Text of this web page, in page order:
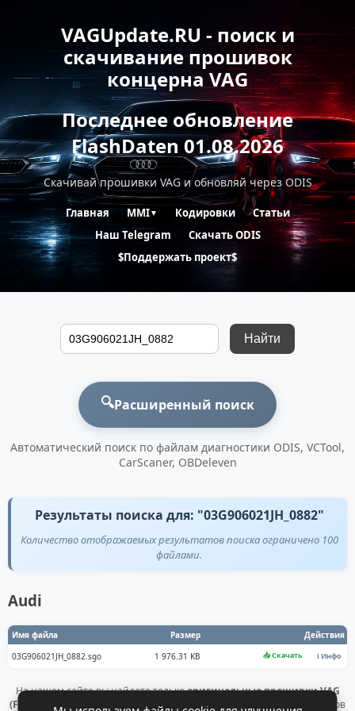
VAGUpdate.RU - поиск и
скачивание прошивок
концерна VAG
Последнее обновление
FlashDaten 01.08.2026
Скачивай прошивки VAG и обновляй через ODIS
Главная MMI▼ Кодировки
Статьи
Наш Telegram
Скачать ODIS
$Поддержать проект$
Найти
🔍Расширенный поиск
Автоматический поиск по файлам диагностики ODIS, VCTool,
CarScaner, OBDeleven
Результаты поиска для: "03G906021JH_0882"
Количество отображаемых результатов поиска ограничено 100
файлами.
Audi
Имя файла Размер
Действия
03G906021JH_0882.sgo
1 976.31 KB 📥 Скачать ℹ️ Инфо
На нашем сайте вы найдете толькооригинальные прошивки VAG
(Flashdaten)
. Все файлы получены напрямую с официальных серверов